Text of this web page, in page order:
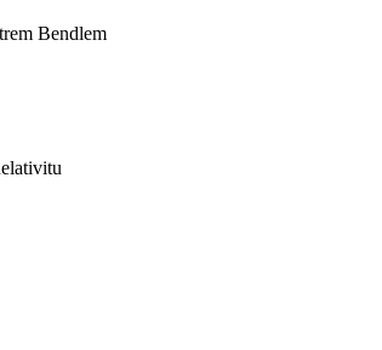
Bendlem